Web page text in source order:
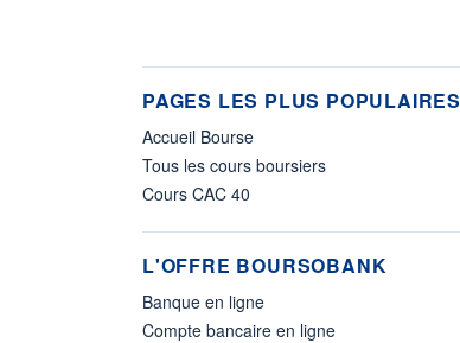
PAGES LES PLUS POPULAIRES
Accueil Bourse
Tous les cours boursiers
Cours CAC 40
L'OFFRE BOURSOBANK
Banque en ligne
Compte bancaire en ligne